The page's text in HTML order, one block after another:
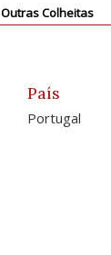
Outras Colheitas
País
Portugal